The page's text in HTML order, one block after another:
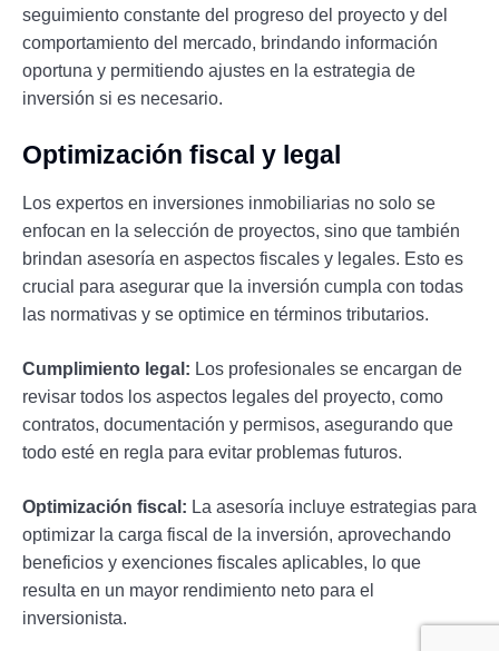
seguimiento constante del progreso del proyecto y del
comportamiento del mercado, brindando información
oportuna y permitiendo ajustes en la estrategia de
inversión si es necesario.
Optimización fiscal y legal
Los expertos en inversiones inmobiliarias no solo se
enfocan en la selección de proyectos, sino que también
brindan asesoría en aspectos fiscales y legales. Esto es
crucial para asegurar que la inversión cumpla con todas
las normativas y se optimice en términos tributarios.
Cumplimiento legal: Los profesionales se encargan de
revisar todos los aspectos legales del proyecto, como
contratos, documentación y permisos, asegurando que
todo esté en regla para evitar problemas futuros.
Optimización fiscal: La asesoría incluye estrategias para
optimizar la carga fiscal de la inversión, aprovechando
beneficios y exenciones fiscales aplicables, lo que
resulta en un mayor rendimiento neto para el
inversionista.